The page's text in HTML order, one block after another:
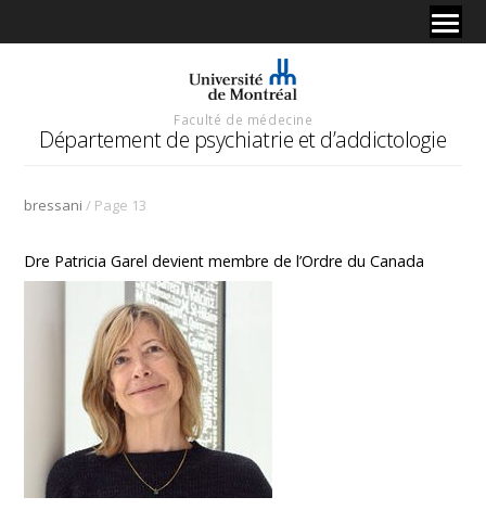
Faculté de médecine
Département de psychiatrie et d’addictologie
bressani / Page 13
Dre Patricia Garel devient membre de l’Ordre du Canada